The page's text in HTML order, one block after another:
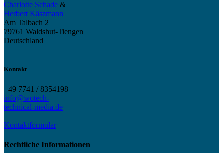
Charlotte Schade &
Herbert Käszmann
Am Talbach 2
79761 Waldshut-Tiengen
Deutschland
Kontakt
+49 7741 / 8354198
info@wotech-
technical-media.de
Kontaktformular
Rechtliche Informationen